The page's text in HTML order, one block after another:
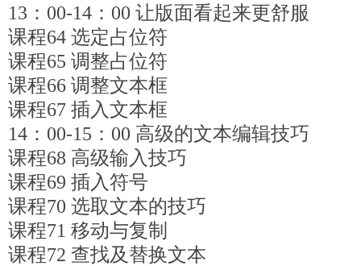
13：00-14：00 让版面看起来更舒服
课程64 选定占位符
课程65 调整占位符
课程66 调整文本框
课程67 插入文本框
14：00-15：00 高级的文本编辑技巧
课程68 高级输入技巧
课程69 插入符号
课程70 选取文本的技巧
课程71 移动与复制
课程72 查找及替换文本